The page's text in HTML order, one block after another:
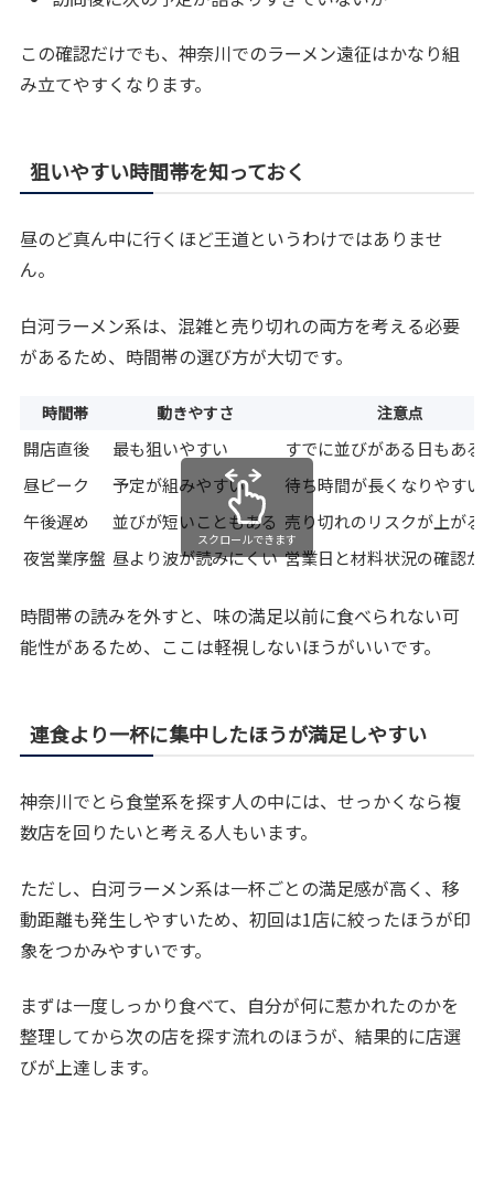
この確認だけでも、神奈川でのラーメン遠征はかなり組
み立てやすくなります。
狙いやすい時間帯を知っておく
昼のど真ん中に行くほど王道というわけではありませ
ん。
白河ラーメン系は、混雑と売り切れの両方を考える必要
があるため、時間帯の選び方が大切です。
時間帯 動きやすさ 注意点
開店直後 最も狙いやすい
すでに並びがある日もある
昼ピーク
予定が組みやすい
待ち時間が長くなりやすい
午後遅め
並びが短いこともある 売り切れのリスクが上がる
夜営業序盤 昼より波が読みにくい 営業日と材料状況の確認が
スクロールできます
時間帯の読みを外すと、味の満足以前に食べられない可
能性があるため、ここは軽視しないほうがいいです。
連食より一杯に集中したほうが満足しやすい
神奈川でとら食堂系を探す人の中には、せっかくなら複
数店を回りたいと考える人もいます。
ただし、白河ラーメン系は一杯ごとの満足感が高く、移
動距離も発生しやすいため、初回は1店に絞ったほうが印
象をつかみやすいです。
まずは一度しっかり食べて、自分が何に惹かれたのかを
整理してから次の店を探す流れのほうが、結果的に店選
びが上達します。